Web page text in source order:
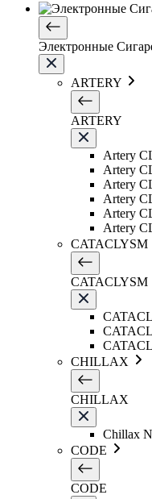
Электронные
ARTERY
ARTERY
Artery
Artery
Artery
Artery
Artery
Artery
CATACLYSM
CATACLYSM
CHILLAX
CHILLAX
Chillax
CODE
CODE